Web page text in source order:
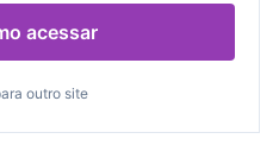
acessar
outro site